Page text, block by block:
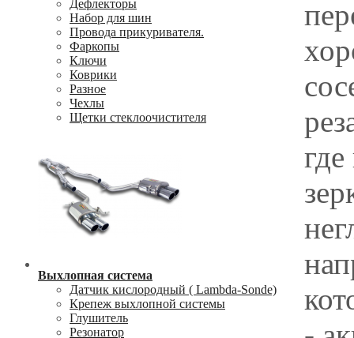
Дефлекторы
Набор для шин
Провода прикуривателя.
Фаркопы
Ключи
Коврики
Разное
Чехлы
Щетки стеклоочистителя
Выхлопная система
Датчик кислородный ( Lambda-Sonde)
Крепеж выхлопной системы
Глушитель
Резонатор